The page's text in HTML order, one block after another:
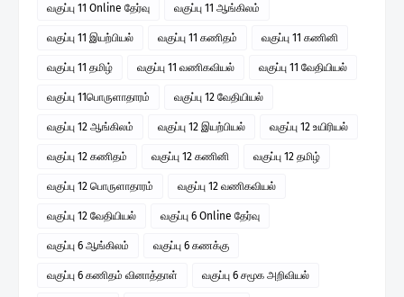
வகுப்பு 11 Online தேர்வு வகுப்பு 11 ஆங்கிலம்
வகுப்பு 11 இயற்பியல் வகுப்பு 11 கணிதம் வகுப்பு 11 கணினி
வகுப்பு 11 தமிழ் வகுப்பு 11 வணிகவியல் வகுப்பு 11 வேதியியல்
வகுப்பு 11பொருளாதாரம் வகுப்பு 12 வேதியியல்
வகுப்பு 12 ஆங்கிலம் வகுப்பு 12 இயற்பியல் வகுப்பு 12 உயிரியல்
வகுப்பு 12 கணிதம் வகுப்பு 12 கணினி வகுப்பு 12 தமிழ்
வகுப்பு 12 பொருளாதாரம் வகுப்பு 12 வணிகவியல்
வகுப்பு 12 வேதியியல் வகுப்பு 6 Online தேர்வு
வகுப்பு 6 ஆங்கிலம் வகுப்பு 6 கணக்கு
வகுப்பு 6 கணிதம் வினாத்தாள் வகுப்பு 6 சமூக அறிவியல்